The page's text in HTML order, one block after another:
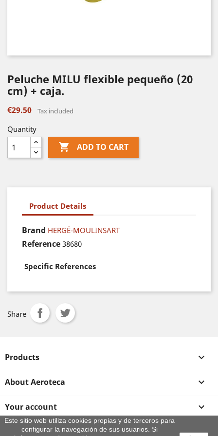
Peluche MILU flexible pequeño (20
cm) + caja.
€29.50 Tax included
Quantity
 ADD TO CART
Product Details
Brand HERGÉ-MOULINSART
Reference 38680
Specific References
Share
Products 
About Aeroteca 
Your account 
Store information
Este sitio web utiliza cookies propias y de terceros para
configurar la navegación de sus usuarios. Si